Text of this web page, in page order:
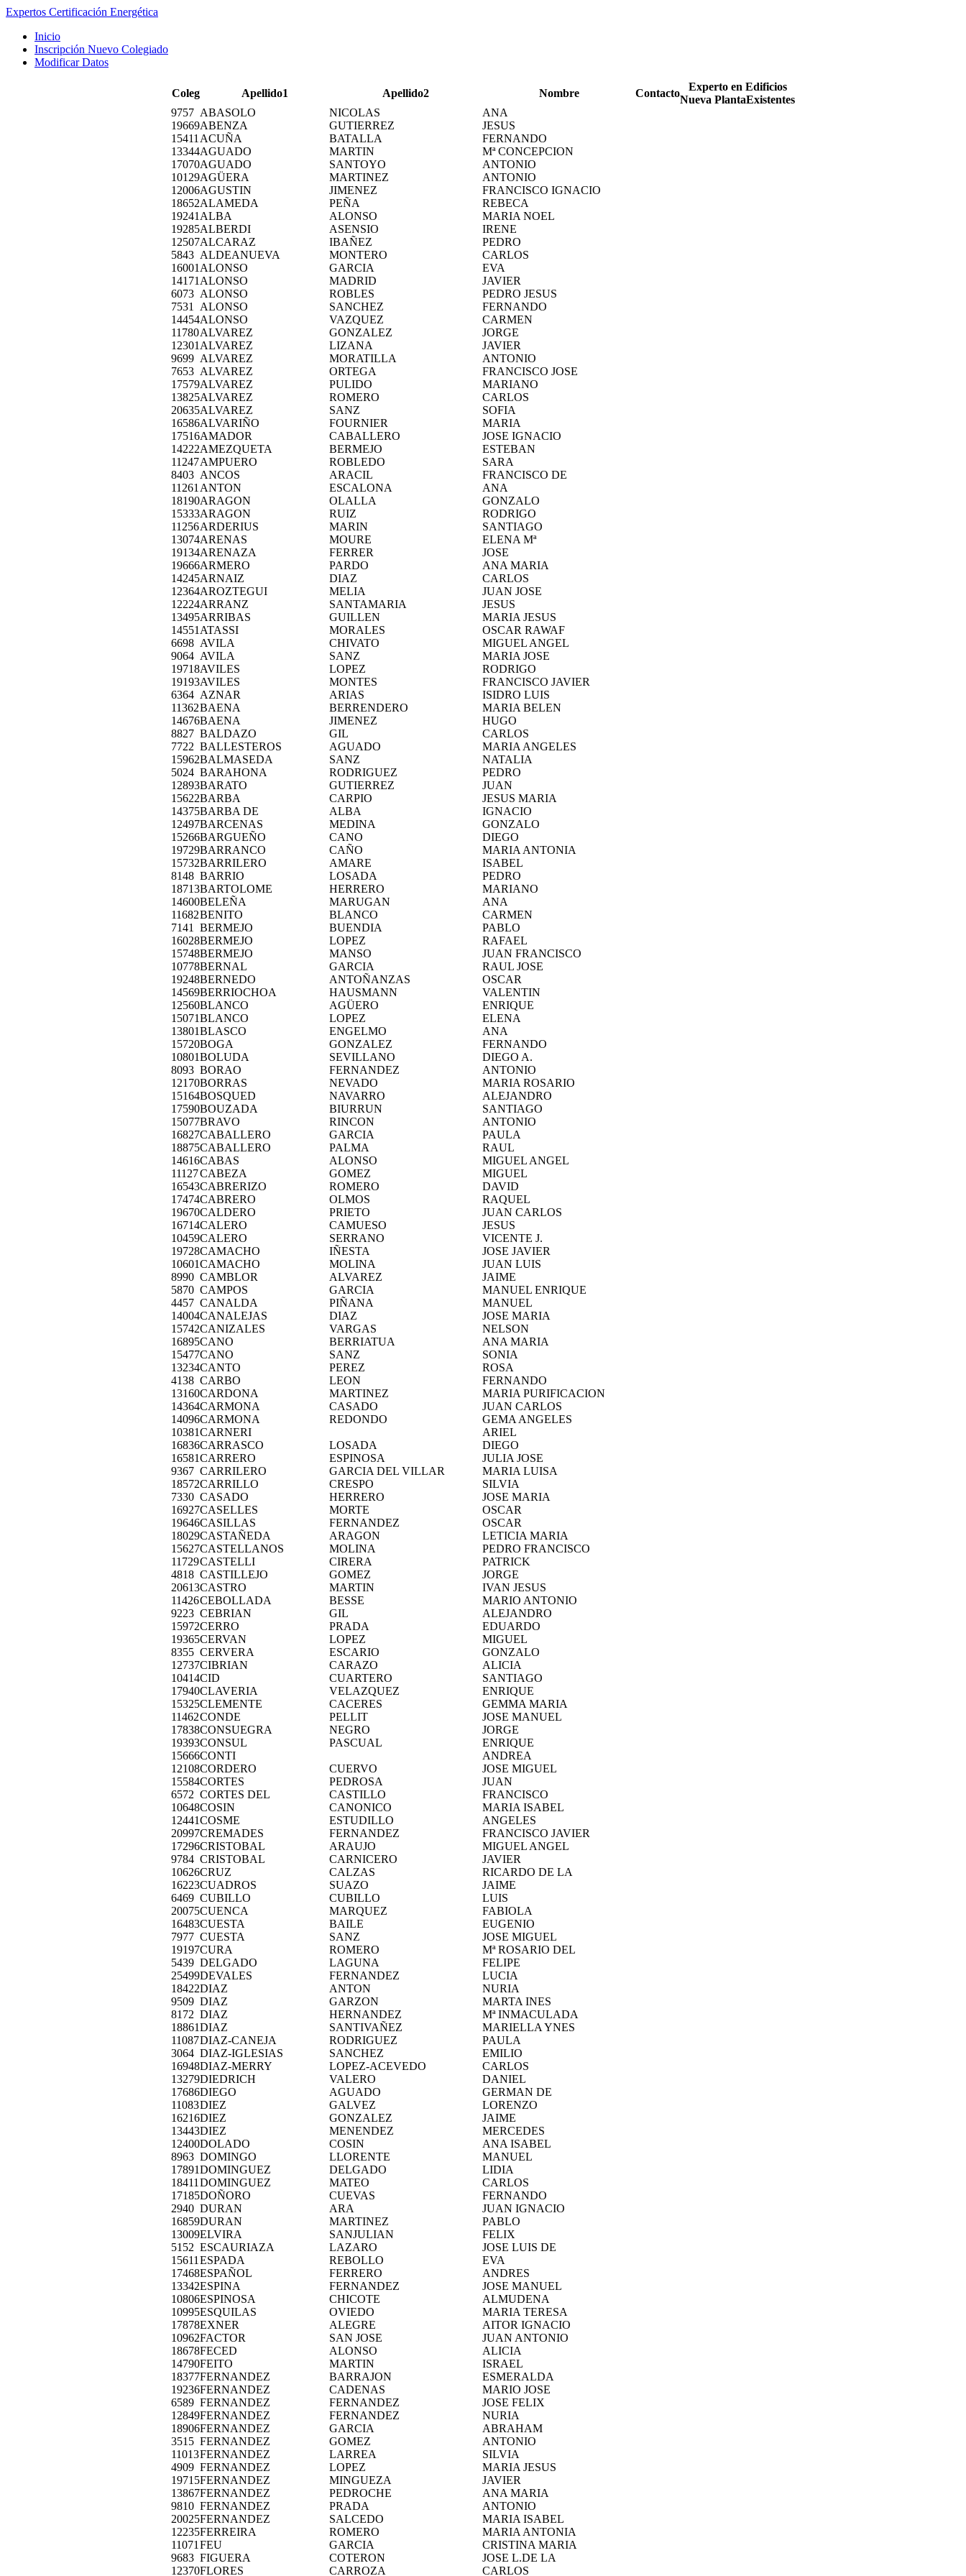
Expertos Certificación Energética
Inicio
Inscripción Nuevo Colegiado
Modificar Datos
Coleg Apellido1 Apellido2 Nombre Contacto
Experto en Edificios
Nueva PlantaExistentes
9757 ABASOLO NICOLAS
ANA
19669ABENZA GUTIERREZ
JESUS
15411 ACUÑA BATALLA
FERNANDO
13344AGUADO MARTIN
Mª CONCEPCION
17070AGUADO SANTOYO
ANTONIO
10129AGÜERA MARTINEZ
ANTONIO
12006AGUSTIN JIMENEZ
FRANCISCO IGNACIO
18652ALAMEDA PEÑA
REBECA
19241 ALBA ALONSO
MARIA NOEL
19285ALBERDI ASENSIO
IRENE
12507ALCARAZ IBAÑEZ
PEDRO
5843 ALDEANUEVA MONTERO
CARLOS
16001 ALONSO GARCIA
EVA
14171 ALONSO MADRID
JAVIER
6073 ALONSO ROBLES
PEDRO JESUS
7531
ALONSO SANCHEZ
FERNANDO
14454ALONSO VAZQUEZ
CARMEN
11780ALVAREZ GONZALEZ
JORGE
12301 ALVAREZ LIZANA
JAVIER
9699 ALVAREZ MORATILLA
ANTONIO
7653 ALVAREZ ORTEGA
FRANCISCO JOSE
17579ALVAREZ PULIDO
MARIANO
13825ALVAREZ ROMERO
CARLOS
20635ALVAREZ SANZ
SOFIA
16586ALVARIÑO FOURNIER
MARIA
17516AMADOR CABALLERO
JOSE IGNACIO
14222AMEZQUETA BERMEJO
ESTEBAN
11247AMPUERO ROBLEDO
SARA
8403 ANCOS ARACIL
FRANCISCO DE
11261 ANTON ESCALONA
ANA
18190ARAGON OLALLA
GONZALO
15333ARAGON RUIZ
RODRIGO
11256ARDERIUS MARIN
SANTIAGO
13074ARENAS MOURE
ELENA Mª
19134ARENAZA FERRER
JOSE
19666ARMERO PARDO
ANA MARIA
14245ARNAIZ DIAZ
CARLOS
12364AROZTEGUI MELIA
JUAN JOSE
12224ARRANZ SANTAMARIA
JESUS
13495ARRIBAS GUILLEN
MARIA JESUS
14551 ATASSI MORALES
OSCAR RAWAF
6698 AVILA CHIVATO
MIGUEL ANGEL
9064 AVILA SANZ
MARIA JOSE
19718AVILES LOPEZ
RODRIGO
19193AVILES MONTES
FRANCISCO JAVIER
6364 AZNAR ARIAS
ISIDRO LUIS
11362BAENA BERRENDERO
MARIA BELEN
14676BAENA JIMENEZ
HUGO
8827 BALDAZO GIL
CARLOS
7722 BALLESTEROS AGUADO
MARIA ANGELES
15962BALMASEDA SANZ
NATALIA
5024 BARAHONA RODRIGUEZ
PEDRO
12893BARATO GUTIERREZ
JUAN
15622BARBA CARPIO
JESUS MARIA
14375BARBA DE ALBA
IGNACIO
12497BARCENAS MEDINA
GONZALO
15266BARGUEÑO CANO
DIEGO
19729BARRANCO CAÑO
MARIA ANTONIA
15732BARRILERO AMARE
ISABEL
8148 BARRIO LOSADA
PEDRO
18713BARTOLOME HERRERO
MARIANO
14600BELEÑA MARUGAN
ANA
11682BENITO BLANCO
CARMEN
7141
BERMEJO BUENDIA
PABLO
16028BERMEJO LOPEZ
RAFAEL
15748BERMEJO MANSO
JUAN FRANCISCO
10778BERNAL GARCIA
RAUL JOSE
19248BERNEDO ANTOÑANZAS
OSCAR
14569BERRIOCHOA HAUSMANN
VALENTIN
12560BLANCO AGÜERO
ENRIQUE
15071BLANCO LOPEZ
ELENA
13801BLASCO ENGELMO
ANA
15720BOGA GONZALEZ
FERNANDO
10801BOLUDA SEVILLANO
DIEGO A.
8093 BORAO FERNANDEZ
ANTONIO
12170BORRAS NEVADO
MARIA ROSARIO
15164BOSQUED NAVARRO
ALEJANDRO
17590BOUZADA BIURRUN
SANTIAGO
15077BRAVO RINCON
ANTONIO
16827CABALLERO GARCIA
PAULA
18875CABALLERO PALMA
RAUL
14616CABAS ALONSO
MIGUEL ANGEL
11127CABEZA GOMEZ
MIGUEL
16543CABRERIZO ROMERO
DAVID
17474CABRERO OLMOS
RAQUEL
19670CALDERO PRIETO
JUAN CARLOS
16714CALERO CAMUESO
JESUS
10459CALERO SERRANO
VICENTE J.
19728CAMACHO IÑESTA
JOSE JAVIER
10601CAMACHO MOLINA
JUAN LUIS
8990 CAMBLOR ALVAREZ
JAIME
5870 CAMPOS GARCIA
MANUEL ENRIQUE
4457 CANALDA PIÑANA
MANUEL
14004CANALEJAS DIAZ
JOSE MARIA
15742CANIZALES VARGAS
NELSON
16895CANO BERRIATUA
ANA MARIA
15477CANO SANZ
SONIA
13234CANTO PEREZ
ROSA
4138 CARBO LEON
FERNANDO
13160CARDONA MARTINEZ
MARIA PURIFICACION
14364CARMONA CASADO
JUAN CARLOS
14096CARMONA REDONDO
GEMA ANGELES
10381CARNERI
ARIEL
16836CARRASCO LOSADA
DIEGO
16581CARRERO ESPINOSA
JULIA JOSE
9367 CARRILERO GARCIA DEL VILLAR
MARIA LUISA
18572CARRILLO CRESPO
SILVIA
7330 CASADO HERRERO
JOSE MARIA
16927CASELLES MORTE
OSCAR
19646CASILLAS FERNANDEZ
OSCAR
18029CASTAÑEDA ARAGON
LETICIA MARIA
15627CASTELLANOS MOLINA
PEDRO FRANCISCO
11729CASTELLI CIRERA
PATRICK
4818 CASTILLEJO GOMEZ
JORGE
20613CASTRO MARTIN
IVAN JESUS
11426CEBOLLADA BESSE
MARIO ANTONIO
9223 CEBRIAN GIL
ALEJANDRO
15972CERRO PRADA
EDUARDO
19365CERVAN LOPEZ
MIGUEL
8355 CERVERA ESCARIO
GONZALO
12737CIBRIAN CARAZO
ALICIA
10414CID CUARTERO
SANTIAGO
17940CLAVERIA VELAZQUEZ
ENRIQUE
15325CLEMENTE CACERES
GEMMA MARIA
11462CONDE PELLIT
JOSE MANUEL
17838CONSUEGRA NEGRO
JORGE
19393CONSUL PASCUAL
ENRIQUE
15666CONTI
ANDREA
12108CORDERO CUERVO
JOSE MIGUEL
15584CORTES PEDROSA
JUAN
6572 CORTES DEL CASTILLO
FRANCISCO
10648COSIN CANONICO
MARIA ISABEL
12441COSME ESTUDILLO
ANGELES
20997CREMADES FERNANDEZ
FRANCISCO JAVIER
17296CRISTOBAL ARAUJO
MIGUEL ANGEL
9784 CRISTOBAL CARNICERO
JAVIER
10626CRUZ CALZAS
RICARDO DE LA
16223CUADROS SUAZO
JAIME
6469 CUBILLO CUBILLO
LUIS
20075CUENCA MARQUEZ
FABIOLA
16483CUESTA BAILE
EUGENIO
7977 CUESTA SANZ
JOSE MIGUEL
19197CURA ROMERO
Mª ROSARIO DEL
5439 DELGADO LAGUNA
FELIPE
25499DEVALES FERNANDEZ
LUCIA
18422DIAZ ANTON
NURIA
9509 DIAZ GARZON
MARTA INES
8172 DIAZ HERNANDEZ
Mª INMACULADA
18861DIAZ SANTIVAÑEZ
MARIELLA YNES
11087DIAZ-CANEJA RODRIGUEZ
PAULA
3064 DIAZ-IGLESIAS SANCHEZ
EMILIO
16948DIAZ-MERRY LOPEZ-ACEVEDO
CARLOS
13279DIEDRICH VALERO
DANIEL
17686DIEGO AGUADO
GERMAN DE
11083DIEZ GALVEZ
LORENZO
16216DIEZ GONZALEZ
JAIME
13443DIEZ MENENDEZ
MERCEDES
12400DOLADO COSIN
ANA ISABEL
8963 DOMINGO LLORENTE
MANUEL
17891DOMINGUEZ DELGADO
LIDIA
18411 DOMINGUEZ MATEO
CARLOS
17185DOÑORO CUEVAS
FERNANDO
2940 DURAN ARA
JUAN IGNACIO
16859DURAN MARTINEZ
PABLO
13009ELVIRA SANJULIAN
FELIX
5152 ESCAURIAZA LAZARO
JOSE LUIS DE
15611 ESPADA REBOLLO
EVA
17468ESPAÑOL FERRERO
ANDRES
13342ESPINA FERNANDEZ
JOSE MANUEL
10806ESPINOSA CHICOTE
ALMUDENA
10995ESQUILAS OVIEDO
MARIA TERESA
17878EXNER ALEGRE
AITOR IGNACIO
10962FACTOR SAN JOSE
JUAN ANTONIO
18678FECED ALONSO
ALICIA
14790FEITO MARTIN
ISRAEL
18377FERNANDEZ BARRAJON
ESMERALDA
19236FERNANDEZ CADENAS
MARIO JOSE
6589 FERNANDEZ FERNANDEZ
JOSE FELIX
12849FERNANDEZ FERNANDEZ
NURIA
18906FERNANDEZ GARCIA
ABRAHAM
3515 FERNANDEZ GOMEZ
ANTONIO
11013FERNANDEZ LARREA
SILVIA
4909 FERNANDEZ LOPEZ
MARIA JESUS
19715FERNANDEZ MINGUEZA
JAVIER
13867FERNANDEZ PEDROCHE
ANA MARIA
9810 FERNANDEZ PRADA
ANTONIO
20025FERNANDEZ SALCEDO
MARIA ISABEL
12235FERREIRA ROMERO
MARIA ANTONIA
11071 FEU GARCIA
CRISTINA MARIA
9683 FIGUERA COTERON
JOSE L.DE LA
12370FLORES CARROZA CARLOS